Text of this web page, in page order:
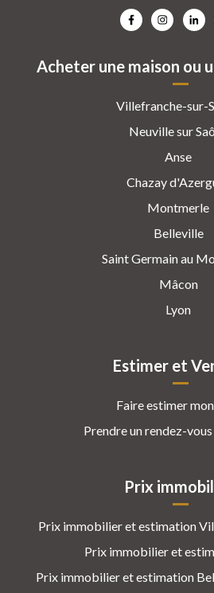
Acheter une maison ou
Villefranche-sur-
Neuville sur
Anse
Chazay
Montmerle
Belleville
Saint Germain au
Mâcon
Lyon
Estimer et
Faire estimer
Prendre un rendez-
Prix
Prix immobilier et estimation
Prix immobilier et
Prix immobilier et estimation